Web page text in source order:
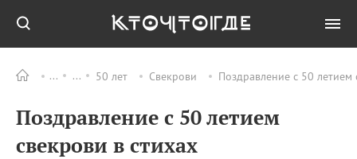
50 лет Свекрови Поздравление с 50 летием
Поздравление с 50 летием
свекрови в стихах
ПРАЗДНИКИ Все
09.08
День памяти жертв
атомной